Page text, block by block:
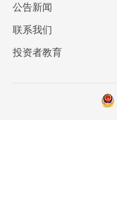
公告新闻
联系我们
投资者教育